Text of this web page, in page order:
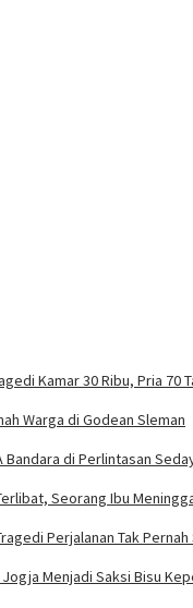
Kamar 30 Ribu, Pria 70
Warga di Godean Sleman
di Perlintasan
Seorang Ibu
Perjalanan Tak Pernah
Menjadi Saksi Bisu